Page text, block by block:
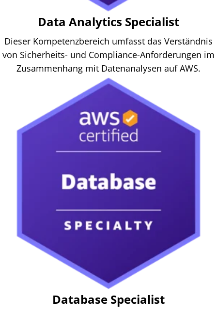
Data Analytics Specialist
Dieser Kompetenzbereich umfasst das Verständnis
von Sicherheits- und Compliance-Anforderungen im
Zusammenhang mit Datenanalysen auf AWS.
Database Specialist